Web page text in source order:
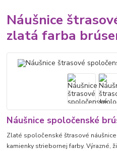
Náušnice
zlatá farba
Náušnice spoločenské
Zlaté spoločenské štrasové
kamienky striebornej farby. Výrazné,